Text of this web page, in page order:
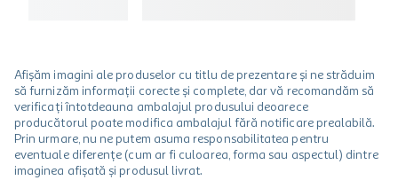
Afișăm imagini ale produselor cu titlu de prezentare și ne străduim
să furnizăm informații corecte și complete, dar vă recomandăm să
verificați întotdeauna ambalajul produsului deoarece
producătorul poate modifica ambalajul fără notificare prealabilă.
Prin urmare, nu ne putem asuma responsabilitatea pentru
eventuale diferențe (cum ar fi culoarea, forma sau aspectul) dintre
imaginea afișată și produsul livrat.